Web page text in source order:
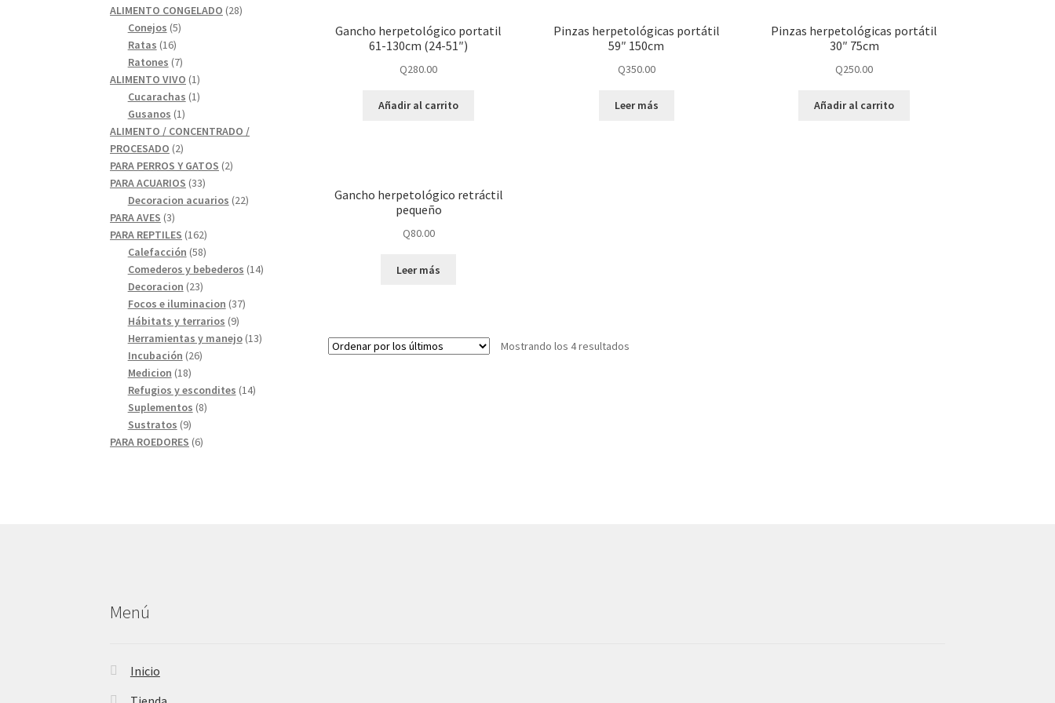
Gancho herpetológico portatil
61-130cm (24-51″)
Q280.00
Añadir al carrito
Pinzas herpetológicas portátil
59″ 150cm
Q350.00
Leer más
Pinzas herpetológicas portátil
30″ 75cm
Q250.00
Añadir al carrito
Gancho herpetológico retráctil
pequeño
Q80.00
Leer más
Mostrando los 4 resultados
ALIMENTO CONGELADO 2828
Conejos 55
Ratas 1616
productos
Ratones 77
productos
ALIMENTO VIVO 11
producto
Cucarachas 11
Gusanos 11
producto
ALIMENTO / CONCENTRADO /
PROCESADO 22
productos
PARA PERROS Y GATOS 22
PARA ACUARIOS 3333
productos
Decoracion acuarios 2222
PARA AVES 33
productos
PARA REPTILES 162162
productos
Calefacción 5858
productos
Comederos y bebederos 1414
Decoracion 2323
productos
Focos e iluminacion 3737
Hábitats y terrarios 99
productos
Herramientas y manejo 1313
Incubación 2626
Medicion 1818
productos
Refugios y escondites 1414
Suplementos 88
Sustratos 99
productos
PARA ROEDORES 66
Menú
Inicio